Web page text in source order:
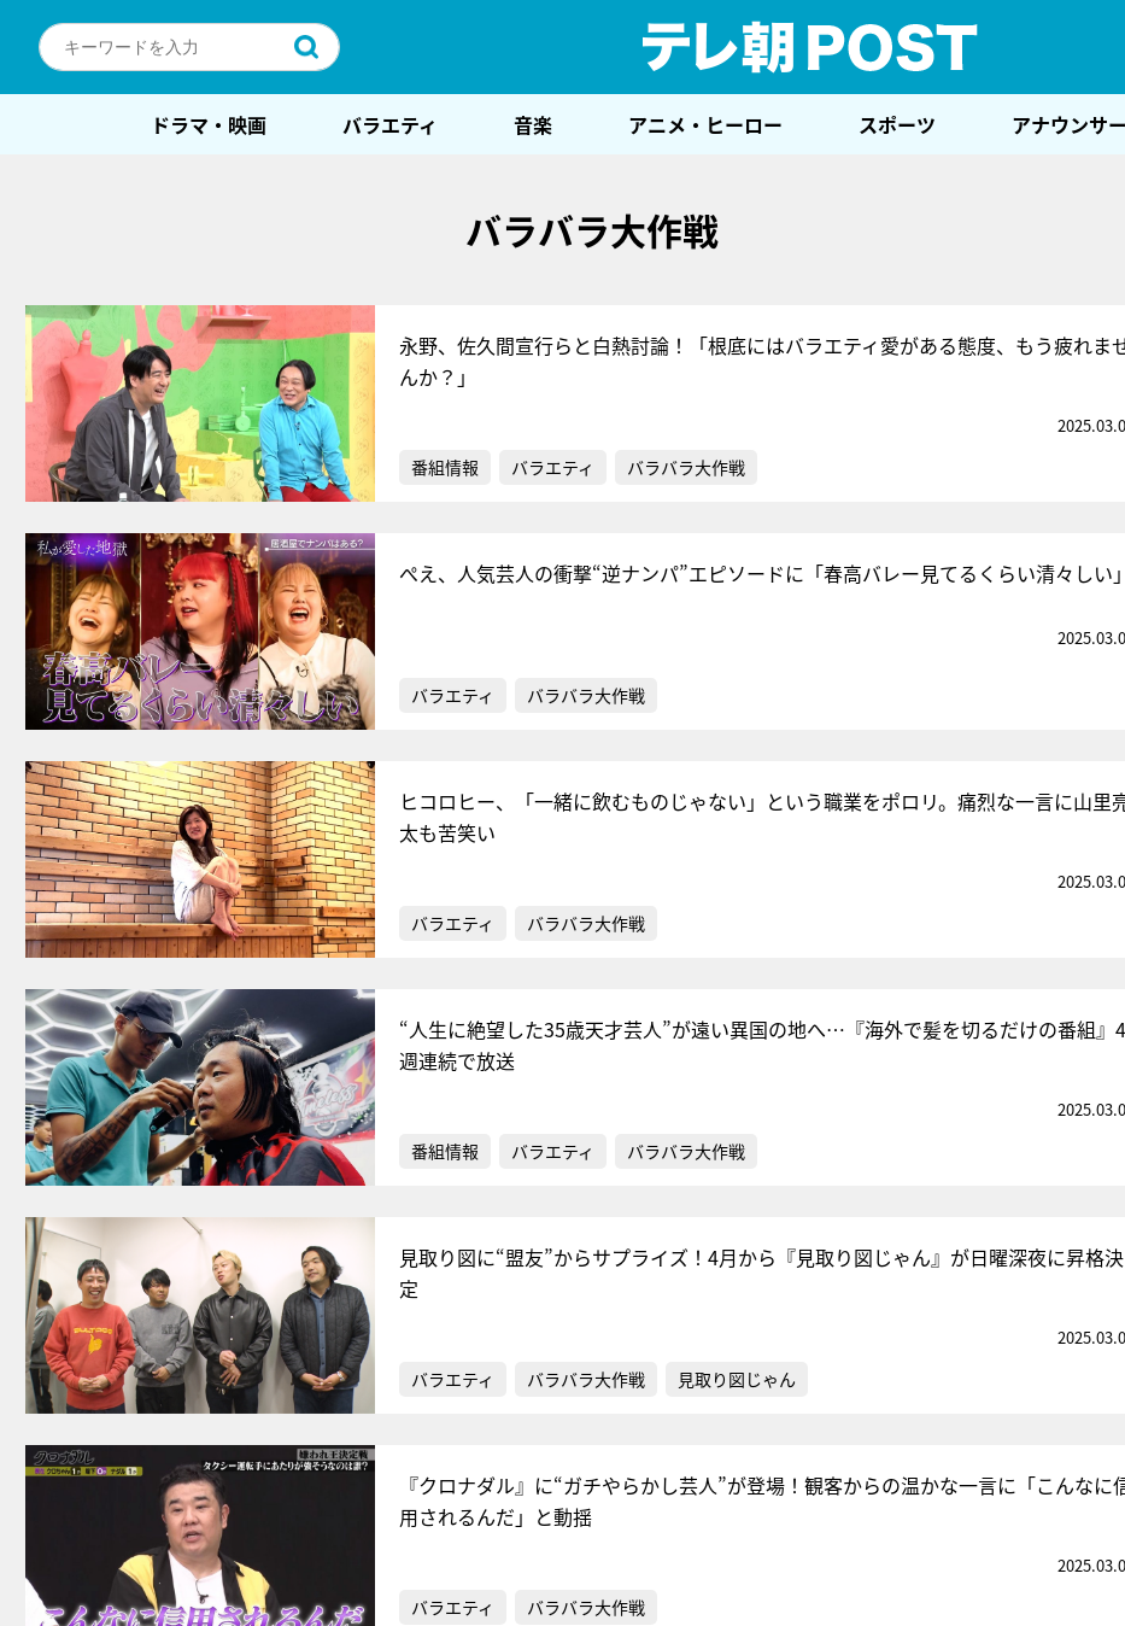
ドラマ・映画 バラエティ 音楽 アニメ・ヒーロー スポーツ アナウンサー
バラバラ大作戦
永野、佐久間宣行らと白熱討論！「根底にはバラエティ愛がある態度、もう疲れま
んか？」
番組情報 バラエティ バラバラ大作戦
ぺえ、人気芸人の衝撃“逆ナンパ”エピソードに「春高バレー見てるくらい清々しい」
バラエティ バラバラ大作戦
ヒコロヒー、「一緒に飲むものじゃない」という職業をポロリ。痛烈な一言に山里
太も苦笑い
バラエティ バラバラ大作戦
“人生に絶望した35歳天才芸人”が遠い異国の地へ…『海外で髪を切るだけの番組』4
週連続で放送
番組情報 バラエティ バラバラ大作戦
見取り図に“盟友”からサプライズ！4月から『見取り図じゃん』が日曜深夜に昇格決
定
バラエティ バラバラ大作戦 見取り図じゃん
『クロナダル』に“ガチやらかし芸人”が登場！観客からの温かな一言に「こんなに
用されるんだ」と動揺
バラエティ バラバラ大作戦
『アイ＝ラブ！げーみんぐ』